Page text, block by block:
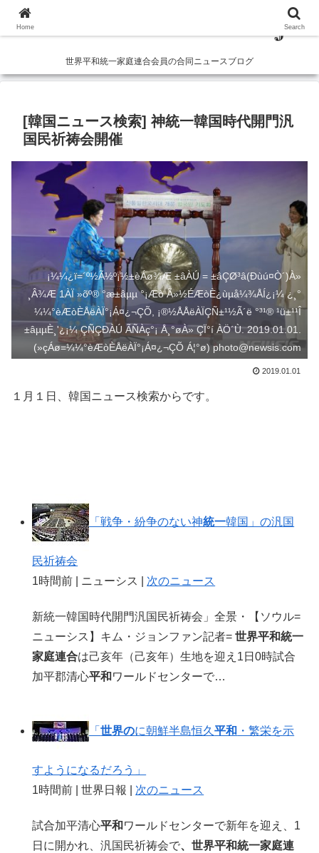
世界平和統一家庭連合会員の合同ニュースブログ
[韓国ニュース検索] 神統一韓国時代開門汎
国民祈祷会開催
¡¼¼­¿ï=´º½Ã½º¡½±èÁø¾Æ ±âÀÚ = ±âÇØ³â(Ðùú¤Ò´)À»
¸Â¾Æ 1ÀÏ »õº® °æ±âµµ °¡Æò Ã»½ÉÆòÈ­¿ùµå¼¾ÅÍ¿¡¼­ ¿­¸°
¼¼°èÆòÈ­ÅëÀÏ°¡Á¤¿¬ÇÕ, ¡®½ÅÅëÀÏÇÑ±¹½Ã´ë °³¹® ¹ü±¹¹Î
±âµµÈ¸'¿¡¼­ ÇÑÇÐÀÚ ÃÑÀç°¡ Å¸°øÀ» ÇÏ°í ÀÖ´Ù. 2019.01.01.
(»çÁø=¼¼°èÆòÈ­ÅëÀÏ°¡Á¤¿¬ÇÕ Á¦°ø) photo@newsis.com
2019.01.01
１月１日、韓国ニュース検索からです。
「戦争・紛争のない神統一韓国」の汎国
民祈祷会
1時間前 | ニューシス | 次のニュース
新統一韓国時代開門汎国民祈祷会」全景・【ソウル=
ニューシス】キム・ジョンファン記者=世界平和統一
家庭連合は己亥年（己亥年）生地を迎え1日0時試合
加平郡清心平和 ワールドセンターで…
「世界のに朝鮮半島恒久平和 ・繁栄を示
すようになるだろう」
1時間前 | 世界日報 | 次のニュース
試合加平清心平和 ワールドセンターで新年を迎え、1
日に開かれ、汎国民祈祷会で、世界平和統一家庭連
Home Search